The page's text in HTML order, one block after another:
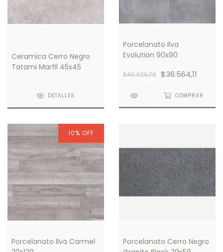
Ceramica Cerro Negro
Tatami Marfil 45x45
DETALLES
Porcelanato Ilva
Evolution 90x90
$40.626,78 $36.564,11
COMPRAR
10% OFF
Porcelanato Ilva Carmel
Porcelanato Cerro Negro